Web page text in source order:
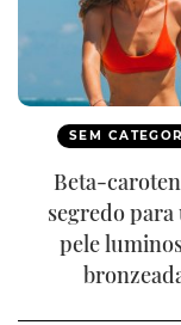
SEM
Beta-
segredo para
pele